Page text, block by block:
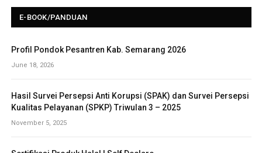
E-BOOK/PANDUAN
Profil Pondok Pesantren Kab. Semarang 2026
June 18, 2026
Hasil Survei Persepsi Anti Korupsi (SPAK) dan Survei Persepsi
Kualitas Pelayanan (SPKP) Triwulan 3 – 2025
November 5, 2025